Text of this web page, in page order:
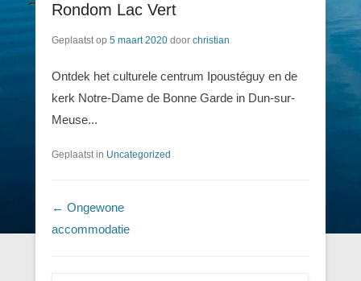
Rondom Lac Vert
Geplaatst op 5 maart 2020 door christian
Ontdek het culturele centrum Ipoustéguy en de
kerk Notre-Dame de Bonne Garde in Dun-sur-
Meuse...
Geplaatst in Uncategorized
Berichtnavigatie
← Ongewone
accommodatie